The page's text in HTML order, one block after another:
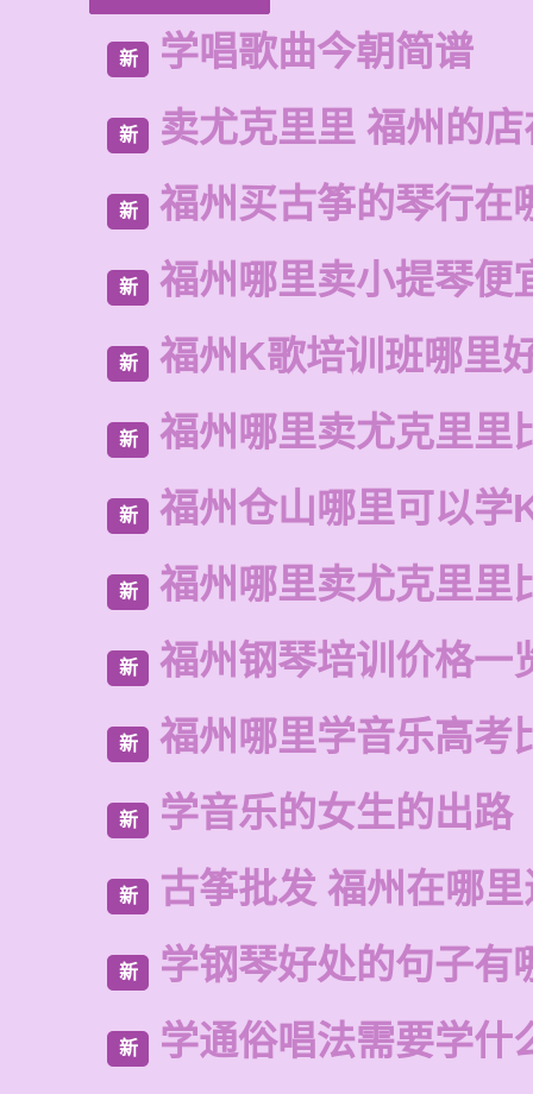
新 学唱歌曲今朝简谱
新 卖尤克里里 福州的
新 福州买古筝的琴行在
新 福州哪里卖小提琴便
新 福州K歌培训班哪里
新 福州哪里卖尤克里里
新 福州仓山哪里可以学
新 福州哪里卖尤克里里
新 福州钢琴培训价格一
新 福州哪里学音乐高考
新 学音乐的女生的出路
新 古筝批发 福州在哪
新 学钢琴好处的句子有
新 学通俗唱法需要学什